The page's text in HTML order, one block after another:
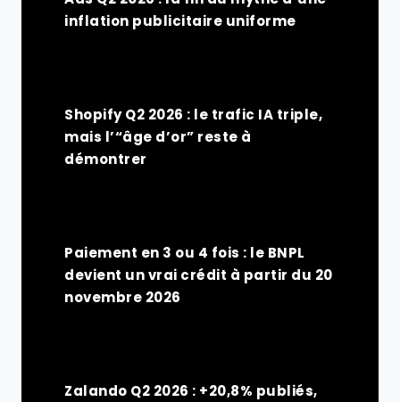
inflation publicitaire uniforme
Shopify Q2 2026 : le trafic IA triple,
mais l’“âge d’or” reste à
démontrer
Paiement en 3 ou 4 fois : le BNPL
devient un vrai crédit à partir du 20
novembre 2026
Zalando Q2 2026 : +20,8% publiés,